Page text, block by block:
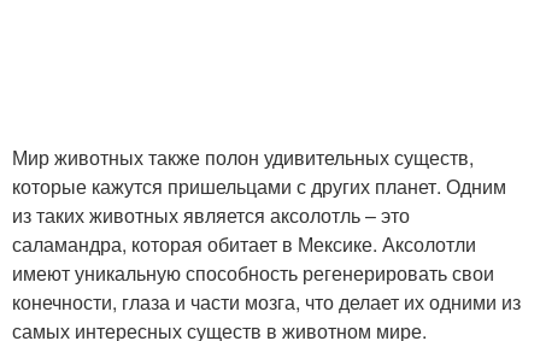
Мир животных также полон удивительных существ,
которые кажутся пришельцами с других планет. Одним
из таких животных является аксолотль – это
саламандра, которая обитает в Мексике. Аксолотли
имеют уникальную способность регенерировать свои
конечности, глаза и части мозга, что делает их одними из
самых интересных существ в животном мире.